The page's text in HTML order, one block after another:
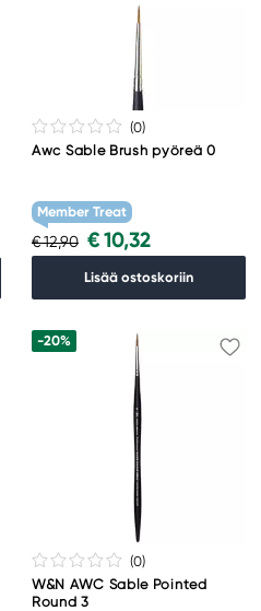
(0)
Awc Sable Brush pyöreä 0
Member Treat
€ 12,90 € 10,32
Lisää ostoskoriin
-20%
(0)
W&N AWC Sable Pointed
Round 3